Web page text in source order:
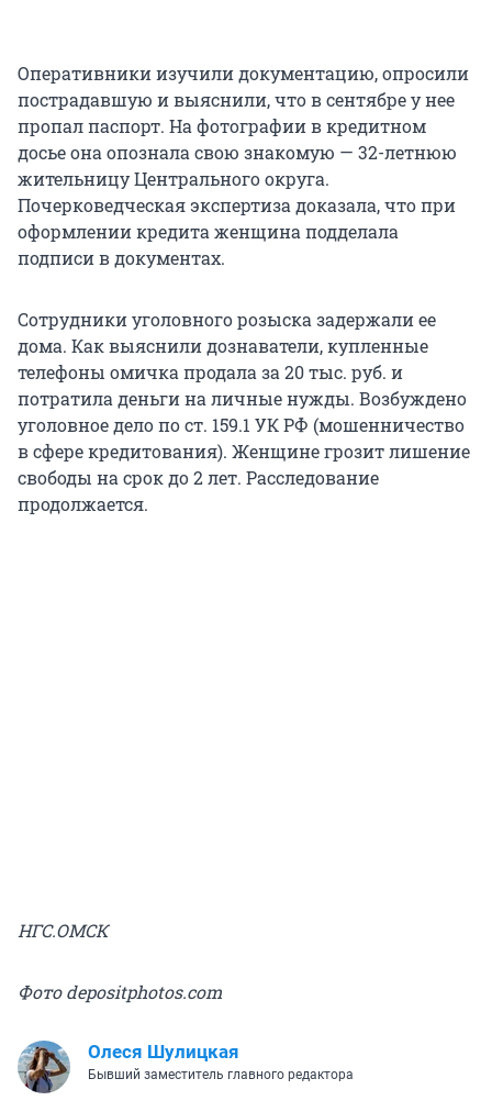
Оперативники изучили документацию, опросили
пострадавшую и выяснили, что в сентябре у нее
пропал паспорт. На фотографии в кредитном
досье она опознала свою знакомую — 32-летнюю
жительницу Центрального округа.
Почерковедческая экспертиза доказала, что при
оформлении кредита женщина подделала
подписи в документах.
Сотрудники уголовного розыска задержали ее
дома. Как выяснили дознаватели, купленные
телефоны омичка продала за 20 тыс. руб. и
потратила деньги на личные нужды. Возбуждено
уголовное дело по ст. 159.1 УК РФ (мошенничество
в сфере кредитования). Женщине грозит лишение
свободы на срок до 2 лет. Расследование
продолжается.
НГС.ОМСК
Фото depositphotos.com
Олеся Шулицкая
Бывший заместитель главного редактора